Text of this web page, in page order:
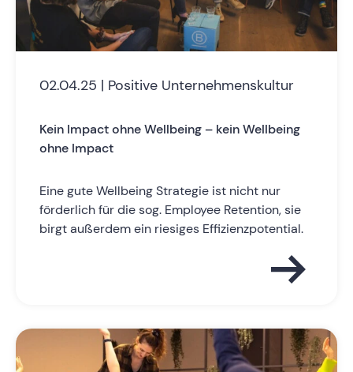
02.04.25 | Positive Unternehmenskultur
Kein Impact ohne Wellbeing – kein Wellbeing
ohne Impact
Eine gute Wellbeing Strategie ist nicht nur
förderlich für die sog. Employee Retention, sie
birgt außerdem ein riesiges Effizienzpotential.